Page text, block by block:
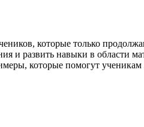
которые только
и развить навыки в области
которые помогут